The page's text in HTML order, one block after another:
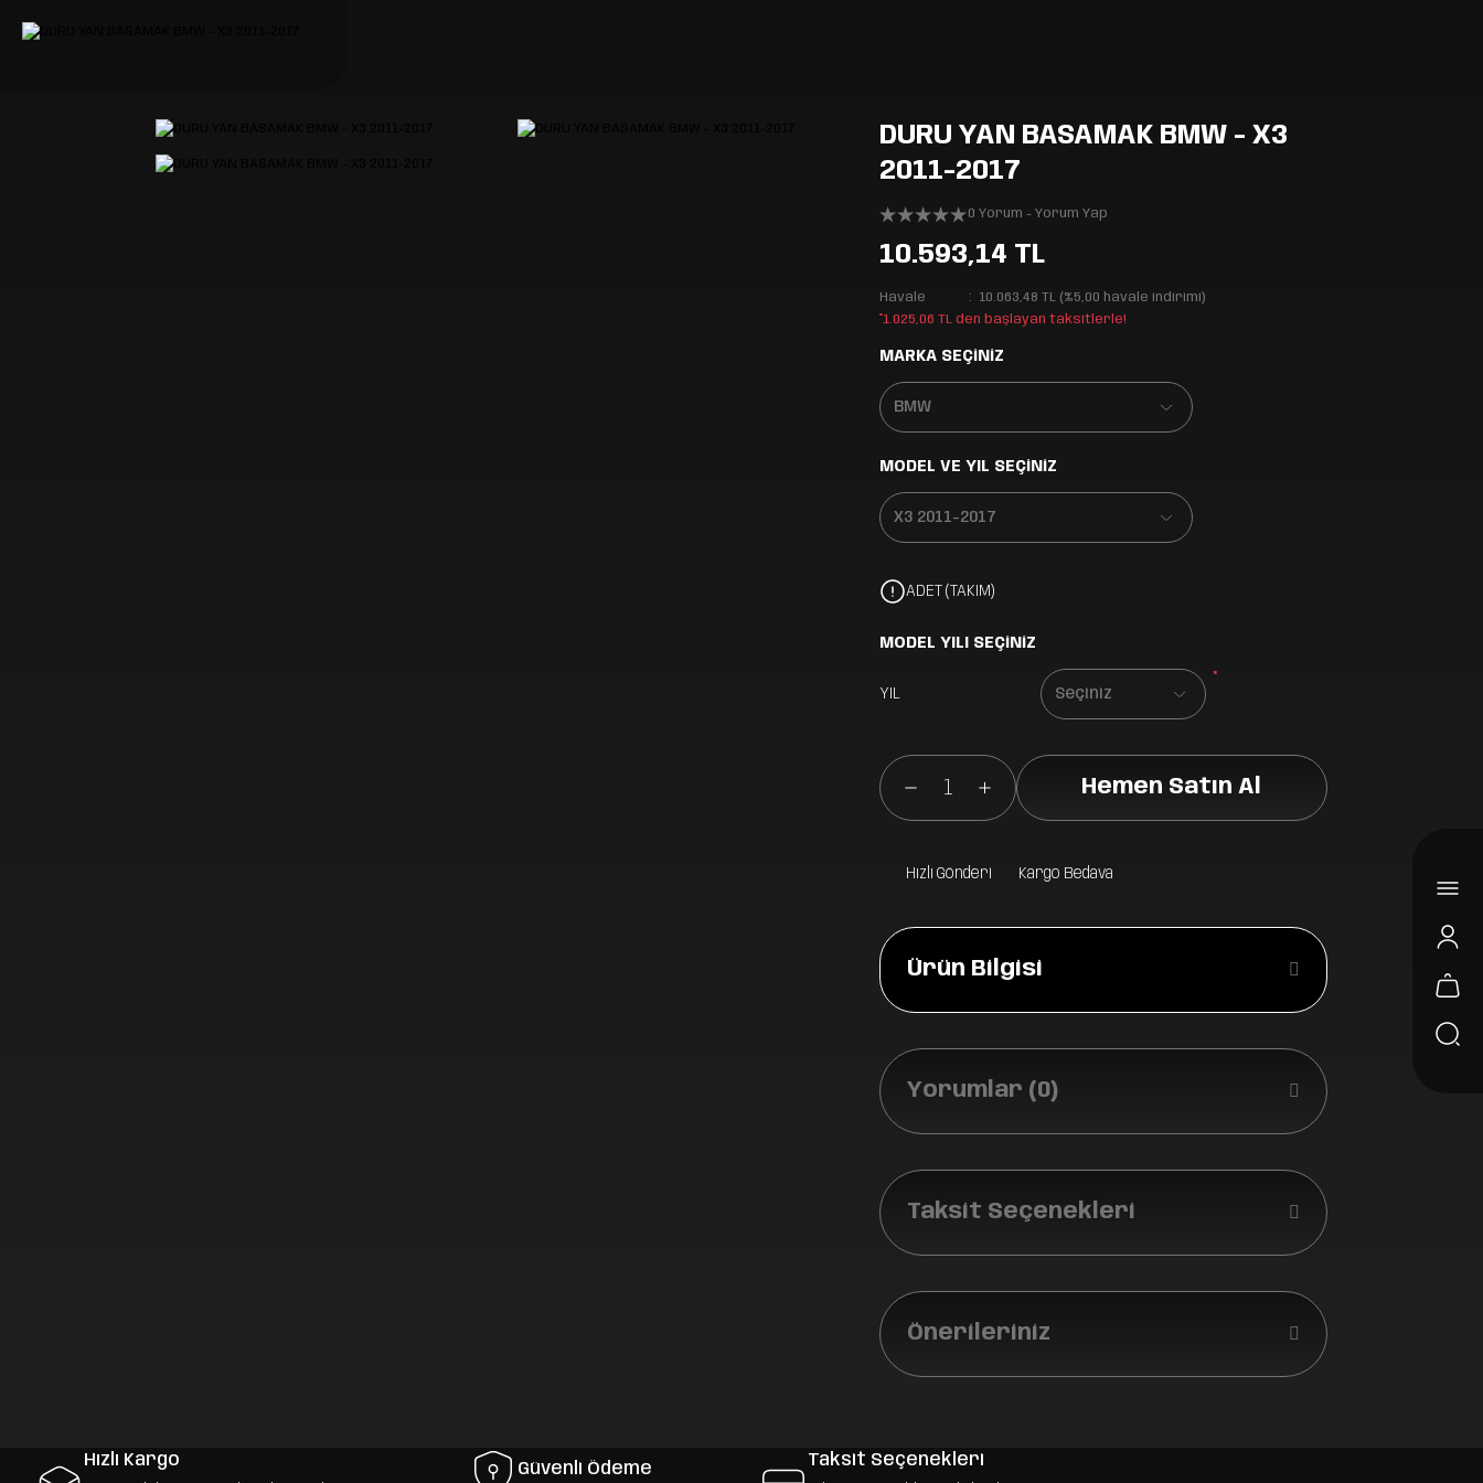
DURU YAN BASAMAK BMW - X3
2011-2017
0 Yorum - Yorum Yap
10.593,14 TL
Havale
10.063,48 TL (%5,00 havale indirimi)
*1.025,06 TL den başlayan taksitlerle!
MARKA SEÇİNİZ
MODEL VE YIL SEÇİNİZ
ADET (TAKIM)
MODEL YILI SEÇİNİZ
YIL
Hemen Satın Al
Hızlı Gönderi Kargo Bedava
Ürün Bilgisi
Yorumlar (0)
Taksit Seçenekleri
Önerileriniz
Hızlı Kargo Güvenli Ödeme Taksit Seçenekleri